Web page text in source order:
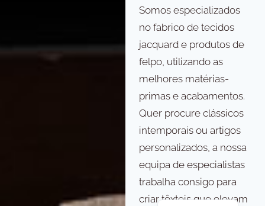
Somos especializados
no fabrico de tecidos
jacquard e produtos de
felpo, utilizando as
melhores matérias-
primas e acabamentos.
Quer procure clássicos
intemporais ou artigos
personalizados, a nossa
equipa de especialistas
trabalha consigo para
criar têxteis que elevam
English